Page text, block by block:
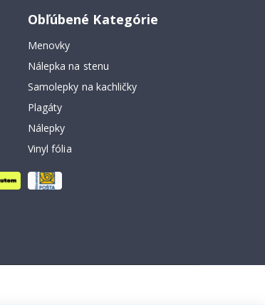
Obľúbené Kategórie
Menovky
Nálepka na stenu
Samolepky na kachličky
Plagáty
Nálepky
Vinyl fólia